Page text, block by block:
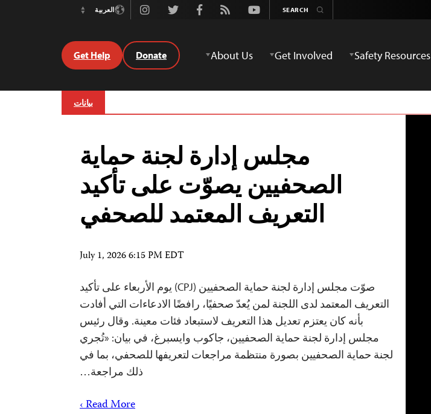
Youtube
Rss
Facebook
Twitter
Instagramالعربية
Switch
Safety Resources
Get Involved
About Us
Donate
Get Help
بيانات
مجلس إدارة لجنة حماية
الصحفيين يصوّت على تأكيد
التعريف المعتمد للصحفي
July 1, 2026 6:15 PM EDT
صوّت مجلس إدارة لجنة حماية الصحفيين (CPJ) يوم الأربعاء على تأكيد
التعريف المعتمد لدى اللجنة لمن يُعدّ صحفيًا، رافضًا الادعاءات التي أفادت
بأنه كان يعتزم تعديل هذا التعريف لاستبعاد فئات معينة. وقال رئيس
مجلس إدارة لجنة حماية الصحفيين، جاكوب وايسبرغ، في بيان: «تُجري
لجنة حماية الصحفيين بصورة منتظمة مراجعات لتعريفها للصحفي، بما في
ذلك مراجعة…
Read More ›